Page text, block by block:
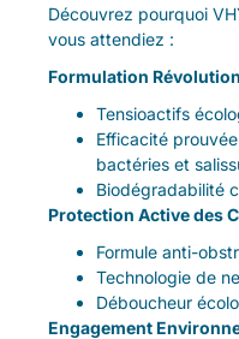
Découvrez pourquoi
vous attendiez :
Formulation
Tensioactifs
Efficacité
bactéries et
Biodégradabilité
Protection Active des
Formule anti-
Technologie de
Déboucheur
Engagement